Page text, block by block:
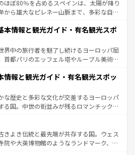
めてから夜眠るまで、すべての瞬間を楽し
タリア情報はコンテンツ一覧を参照してほ
ほぼ80％を占めるスペインは、太陽が降り
から雄大なピレネー山脈まで、多彩な自然
の国では、情熱的なフラメンコ、熱気あふ
て美味しいタパスが生活の一部となってい
ードの洗練された雰囲気や、バルセロナの
街角から、地方では古代ローマ遺跡や中世
って風土や気候が異なるスペインはその個
を参照してほしい。
本情報と観光ガイド・有名観光スポ
界中の旅行者を魅了し続けるヨーロッパ屈
首都パリのエッフェル塔やルーブル美術館
が詰まっている。華麗な宮殿、歴史的な大
ーチ、そして豊かな自然が、訪れる者を心
また、フランスは美食の国としても知ら
理はユネスコ無形文化遺産にも登録されて
ダー畑など、多彩な楽しみ方が可能だ。さ
の地域にも魅力が溢れており、どの街角に
文化が息づいている。パリ以外の個性あふ
情報と観光ガイド・有名観光スポッ
な歴史と多彩な文化が交差するヨーロッパ
る国。中世の街並みが残るロマンチック街
は、どこを歩いても飽きることがない。ベ
活気、バイエルン州のアルプスの絶景、そ
いのワイン畑といった風景は必見。ビール
きよき伝統と最先端が共存する国。ウェス
院や大英博物館のようなランドマーク、歴